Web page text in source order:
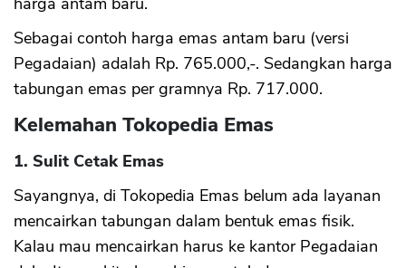
Sebagai contoh harga emas antam baru (versi
Pegadaian) adalah Rp. 765.000,-. Sedangkan harga
tabungan emas per gramnya Rp. 717.000.
Kelemahan Tokopedia Emas
1. Sulit Cetak Emas
Sayangnya, di Tokopedia Emas belum ada layanan
mencairkan tabungan dalam bentuk emas fisik.
Kalau mau mencairkan harus ke kantor Pegadaian